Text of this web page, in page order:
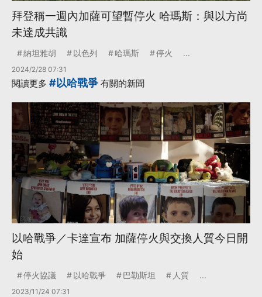
拜登稱一週內加薩可望暫停火 哈瑪斯：與以方尚
未達成共識
納坦雅胡 以色列 哈瑪斯 停火 ...
2024/2/28 07:31
閱讀更多 #以哈戰爭 有關的新聞
以哈戰爭／卡達宣布 加薩停火與交換人質今日開
始
停火協議 以哈戰爭 巴勒斯坦 人質 ...
2023/11/24 07:31